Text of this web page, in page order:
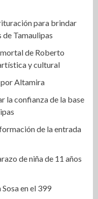
para brindar
Tamaulipas
de Roberto
y cultural
Altamira
la confianza de la base
de la entrada
de niña de 11 años
en el 399